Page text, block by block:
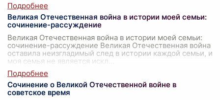
Великая Отечественная война в истории моей семьи:
сочинение-рассуждение
Великая Отечественная война в истории моей семьи:
сочинение-рассуждение Великая Отечественная война
оставила неизгладимый след в истории каждой семьи, и
моя семья не является искл
Сочинение о Великой Отечественной войне в
советское время